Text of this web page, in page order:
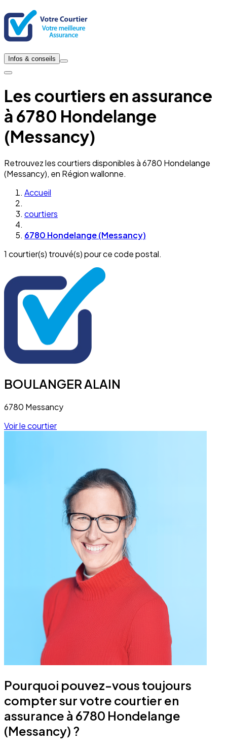
Infos & conseils
Les courtiers en assurance
à 6780 Hondelange
(Messancy)
Retrouvez les courtiers disponibles à 6780 Hondelange
(Messancy), en Région wallonne.
Accueil
courtiers
6780 Hondelange (Messancy)
1 courtier(s) trouvé(s) pour ce code postal.
BOULANGER ALAIN
6780 Messancy
Voir le courtier
Pourquoi pouvez-vous toujours
compter sur votre courtier en
assurance à 6780 Hondelange
(Messancy) ?